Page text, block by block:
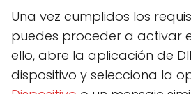
Una vez cumplidos los
puedes proceder a activar
ello, abre la aplicación de
dispositivo y selecciona la